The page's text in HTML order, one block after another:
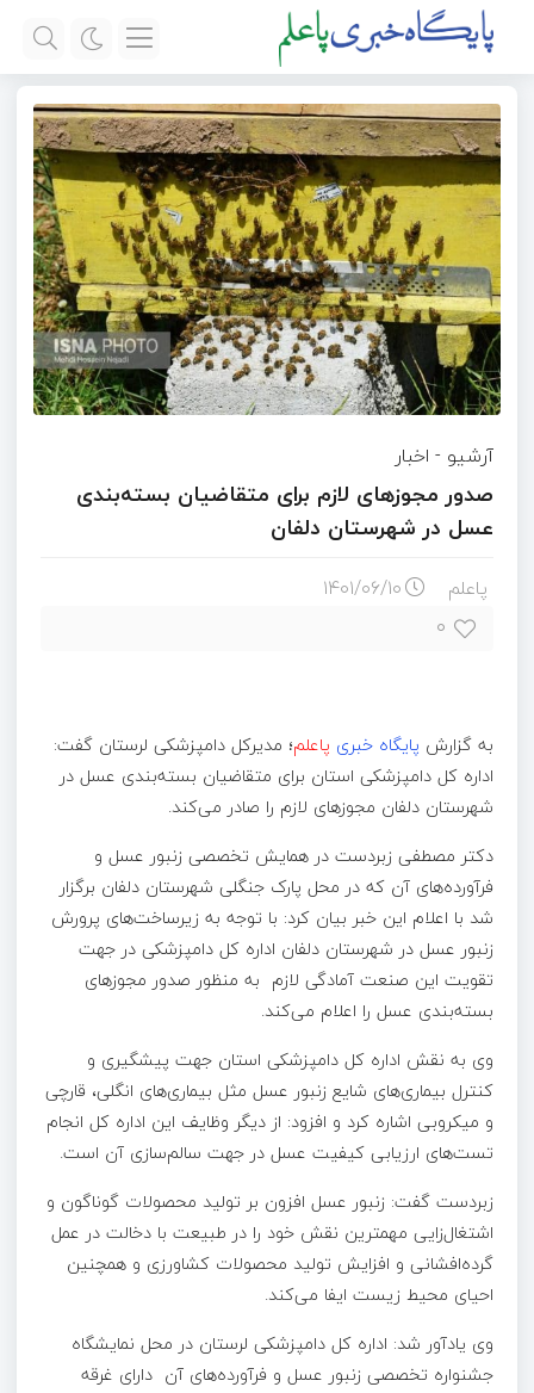
آرشیو - اخبار
صدور مجوزهای لازم برای متقاضیان بسته‌بندی
عسل در شهرستان دلفان
پاعلم ۱۴۰۱/۰۶/۱۰
۰
به گزارش پایگاه خبری پاعلم؛ مدیرکل دامپزشکی لرستان گفت:
اداره کل دامپزشکی استان برای متقاضیان بسته‌بندی عسل در
شهرستان دلفان مجوزهای لازم را صادر می‌کند.
دکتر مصطفی زبردست در همایش تخصصی زنبور عسل و
فرآورده‌های آن که در محل پارک جنگلی شهرستان دلفان برگزار
شد با اعلام این خبر بیان کرد: ‌با توجه به زیرساخت‌های پرورش
زنبور عسل در شهرستان دلفان اداره کل دامپزشکی در جهت
تقویت این صنعت آمادگی لازم به منظور صدور مجوزهای
بسته‌بندی عسل را اعلام می‌کند.
وی به نقش اداره کل دامپزشکی استان جهت پیشگیری و
کنترل بیماری‌های شایع زنبور عسل مثل بیماری‌های انگلی، قارچی
و میکروبی اشاره کرد و افزود: از دیگر وظایف این اداره کل انجام
تست‌های ارزیابی کیفیت عسل در جهت سالم‌سازی آن است.
زبردست گفت: زنبور عسل افزون بر تولید محصولات گوناگون و
اشتغال‌زایی مهمترین نقش خود را در طبیعت با دخالت در عمل
گرده‌افشانی و افزایش تولید محصولات کشاورزی و همچنین
احیای محیط زیست ایفا می‌کند.
وی یادآور شد: اداره کل دامپزشکی لرستان در محل نمایشگاه
جشنواره تخصصی زنبور عسل و فرآورده‌های آن دارای غرقه